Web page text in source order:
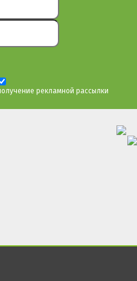
рекламной рассылки